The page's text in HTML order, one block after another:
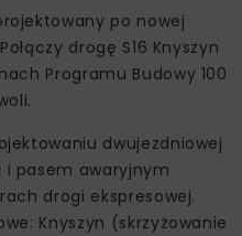
po nowej
drogę S16 Knyszyn
Programu Budowy 100
dwujezdniowej
pasem awaryjnym
drogi ekspresowej.
Knyszyn (skrzyżowanie